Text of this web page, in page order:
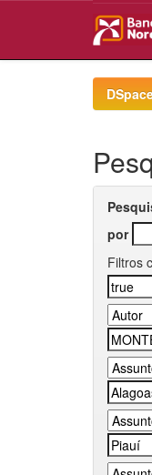
por
Filtros